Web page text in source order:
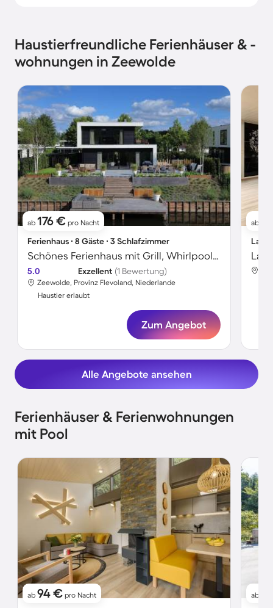
Haustierfreundliche Ferienhäuser & -
wohnungen in Zeewolde
ab 176 € pro Nacht
Ferienhaus ∙ 8 Gäste ∙ 3 Schlafzimmer
Schönes Ferienhaus mit Grill, Whirlpool und Garten | Hunde erlaubt
5.0 Exzellent (1 Bewertung)
Zeewolde, Provinz Flevoland, Niederlande
Haustier erlaubt
Zum Angebot
ab
Alle Angebote ansehen
Ferienhäuser & Ferienwohnungen
mit Pool
ab 94 € pro Nacht ab